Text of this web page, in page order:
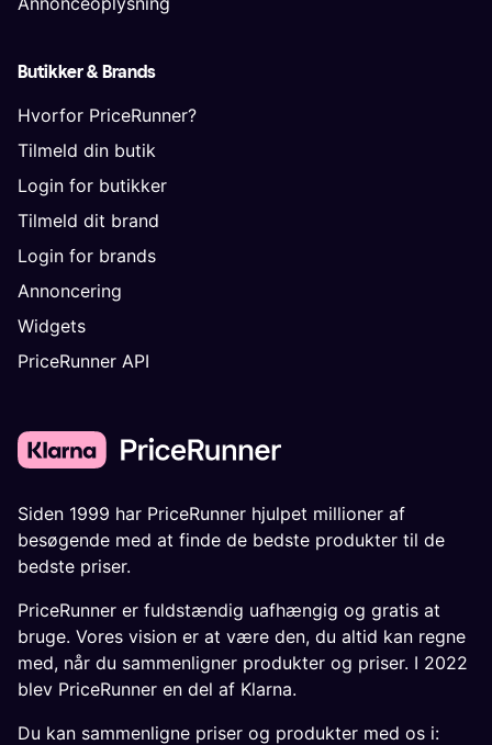
Butikker & Brands
Hvorfor PriceRunner?
Tilmeld din butik
Login for butikker
Tilmeld dit brand
Login for brands
Annoncering
Widgets
PriceRunner API
Siden 1999 har PriceRunner hjulpet millioner af
besøgende med at finde de bedste produkter til de
bedste priser.
PriceRunner er fuldstændig uafhængig og gratis at
bruge. Vores vision er at være den, du altid kan regne
med, når du sammenligner produkter og priser. I 2022
blev PriceRunner en del af Klarna.
Du kan sammenligne priser og produkter med os i: